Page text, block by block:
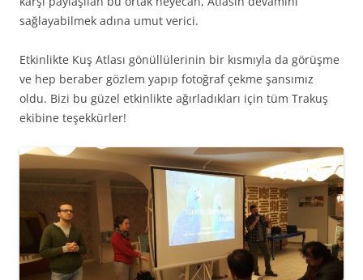
sağlayabilmek adına umut verici.
Etkinlikte Kuş Atlası gönüllülerinin bir kısmıyla da görüşme
ve hep beraber gözlem yapıp fotoğraf çekme şansımız
oldu. Bizi bu güzel etkinlikte ağırladıkları için tüm Trakuş
ekibine teşekkürler!